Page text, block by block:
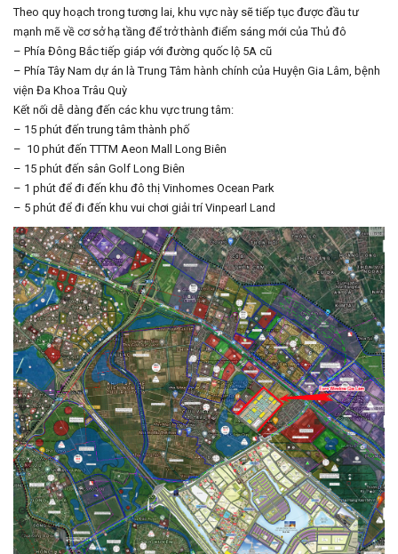
Theo quy hoạch trong tương lai, khu vực này sẽ tiếp tục được đầu tư
mạnh mẽ về cơ sở hạ tầng để trở thành điểm sáng mới của Thủ đô
– Phía Đông Bắc tiếp giáp với đường quốc lộ 5A cũ
– Phía Tây Nam dự án là Trung Tâm hành chính của Huyện Gia Lâm, bệnh
viện Đa Khoa Trâu Quỳ
Kết nối dễ dàng đến các khu vực trung tâm:
– 15 phút đến trung tâm thành phố
– 10 phút đến TTTM Aeon Mall Long Biên
– 15 phút đến sân Golf Long Biên
– 1 phút để đi đến khu đô thị Vinhomes Ocean Park
– 5 phút để đi đến khu vui chơi giải trí Vinpearl Land